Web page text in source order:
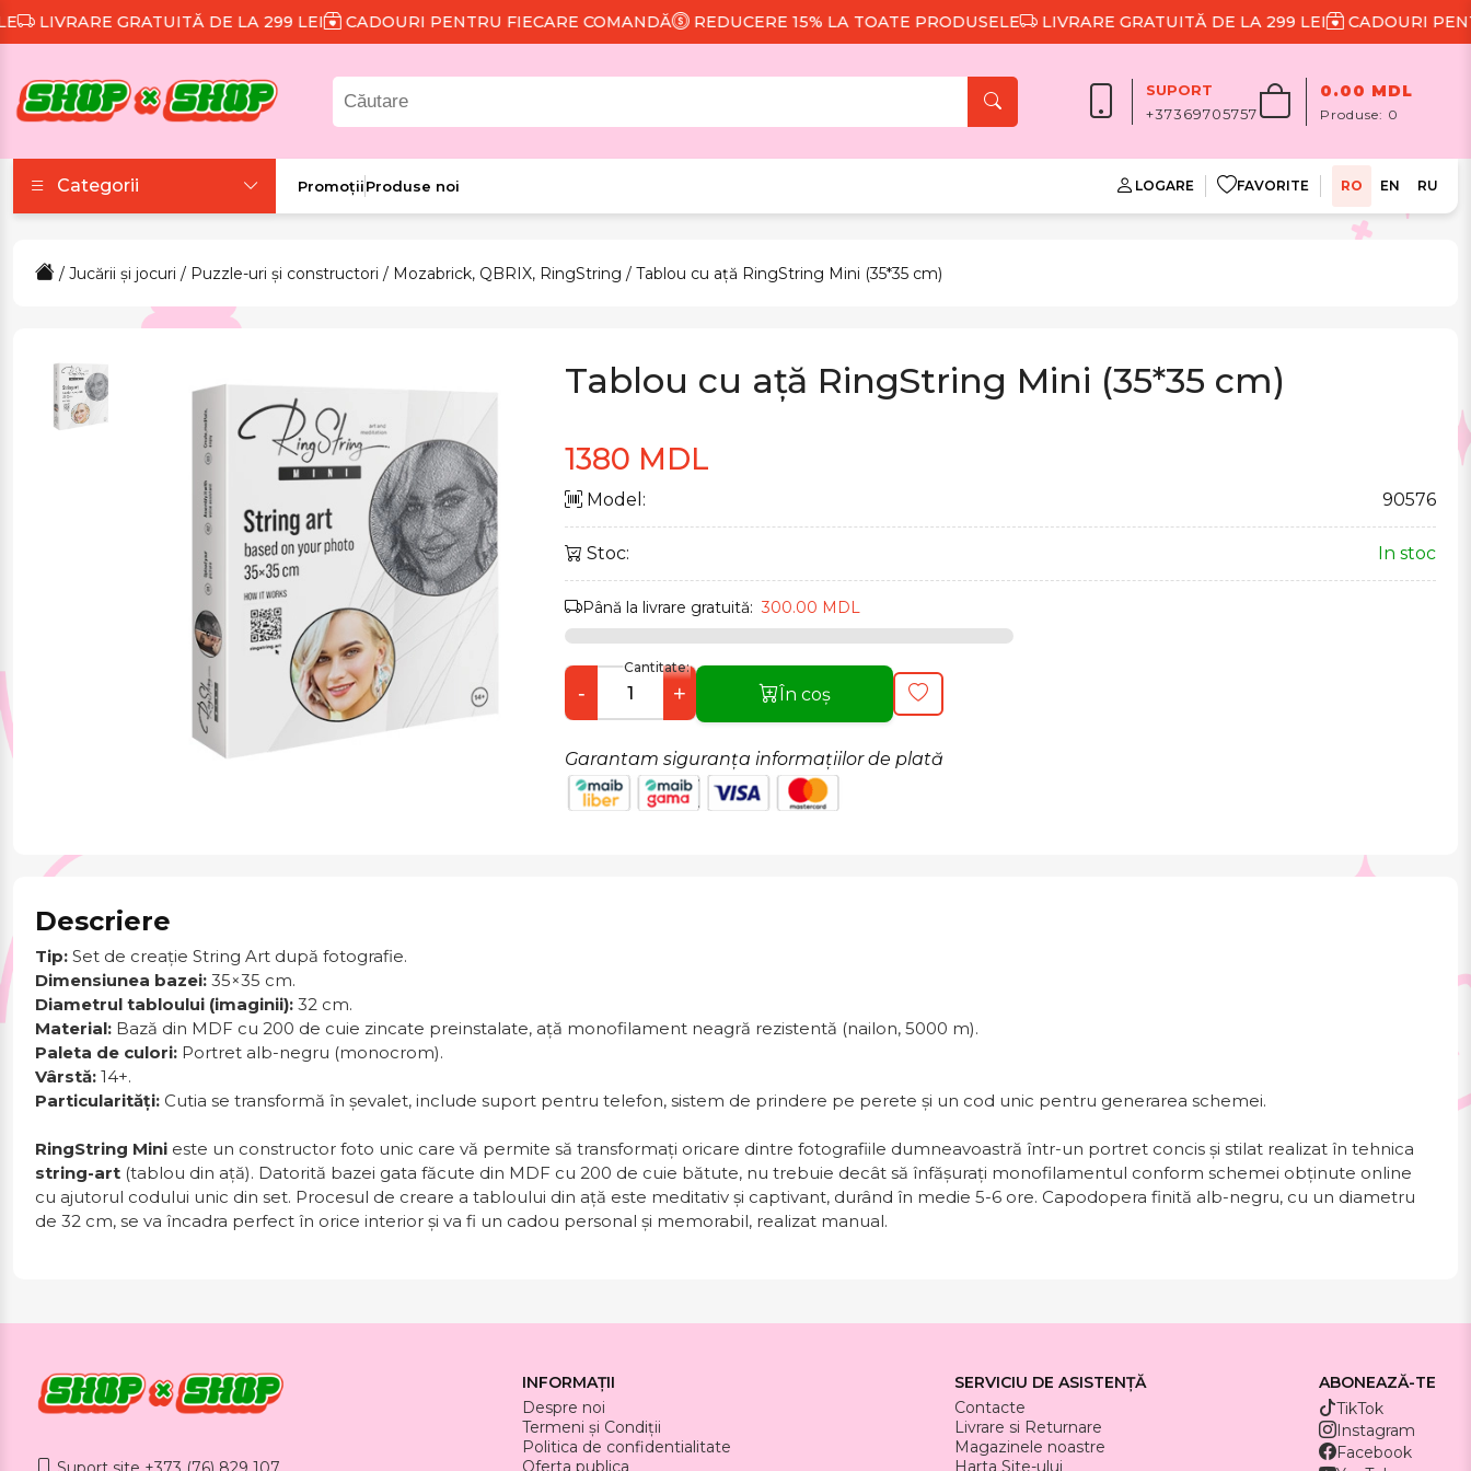
GRATUITĂ DE LA 299 LEI CADOURI PENTRU FIECARE COMANDĂ REDUCERE 15% LA TOATE PRODUSELE LIVRARE GRATUITĂ DE LA 299 LEI CADOURI PENTRU
SUPORT
+37369705757
0.00 MDL
Produse: 0
Categorii
Colecții tematice
Frumusețe și sănătate
Îmbrăcăminte și
PromoțiiProduse noi LOGARE FAVORITE RO EN RU
/ Jucării și jocuri / Puzzle-uri și constructori / Mozabrick, QBRIX, RingString / Tablou cu ață RingString Mini (35*35 cm)
Tablou cu ață RingString Mini (35*35 cm)
1380 MDL
Model: 90576
Stoc: In stoc
Până la livrare gratuită:300.00 MDL
Cantitate:
- + În coș
Garantam siguranța informațiilor de plată
Descriere
Tip: Set de creație String Art după fotografie.
Dimensiunea bazei: 35×35 cm.
Diametrul tabloului (imaginii): 32 cm.
Material: Bază din MDF cu 200 de cuie zincate preinstalate, ață monofilament neagră rezistentă (nailon, 5000 m).
Paleta de culori: Portret alb-negru (monocrom).
Vârstă: 14+.
Particularități: Cutia se transformă în șevalet, include suport pentru telefon, sistem de prindere pe perete și un cod unic pentru generarea schemei.
RingString Mini este un constructor foto unic care vă permite să transformați oricare dintre fotografiile dumneavoastră într-un portret concis și stilat realizat în tehnica
string-art (tablou din ață). Datorită bazei gata făcute din MDF cu 200 de cuie bătute, nu trebuie decât să înfășurați monofilamentul conform schemei obținute online
cu ajutorul codului unic din set. Procesul de creare a tabloului din ață este meditativ și captivant, durând în medie 5-6 ore. Capodopera finită alb-negru, cu un diametru
de 32 cm, se va încadra perfect în orice interior și va fi un cadou personal și memorabil, realizat manual.
INFORMAȚII
Despre noi
Termeni și Condiții
Politica de confidentialitate
Oferta publica
SERVICIU DE ASISTENȚĂ
Contacte
Livrare si Returnare
Magazinele noastre
Harta Site-ului
ABONEAZĂ-TE
TikTok
Instagram
Facebook